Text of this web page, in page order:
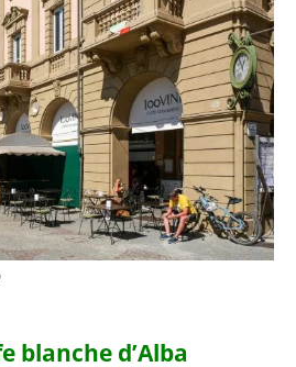
blanche d’Alba